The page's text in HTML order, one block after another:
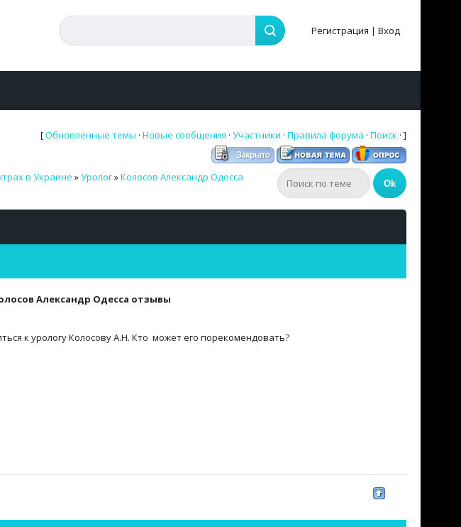
Регистрация | Вход
[Обновленные темы · Новые сообщения · Участники · Правила форума · Поиск · ]
в Украине »Уролог»Колосов Александр Одесса
Александр Одесса отзывы
к урологу Колосову А.Н. Кто может его порекомендовать?